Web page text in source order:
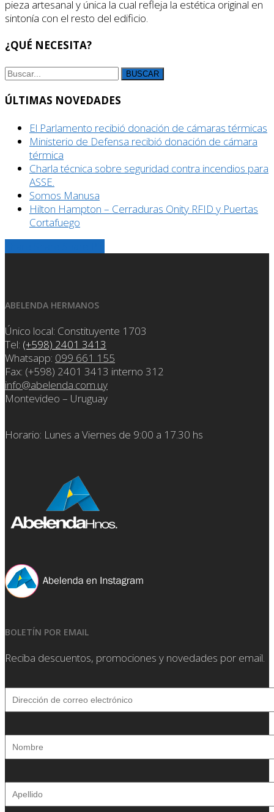
pieza artesanal y única la cual refleja la estética original en
sintonía con el resto del edificio.
¿QUÉ NECESITA?
BUSCAR
ÚLTIMAS NOVEDADES
El Parlamento recibió donación de cámaras térmicas
Ministerio de Defensa recibió donación de cámara
térmica
Charla técnica sobre seguridad contra incendios para
ASSE.
Somos Manusa
Hilton Hampton – Cerraduras Onity RFID y Puertas
Cortafuego
ABELENDA HERMANOS
Único local: Constituyente 1703
Tel: (+598) 2401 3413
Whatsapp: 099 661 155
Fax: (+598) 2401 3413 interno 312
info@abelenda.com.uy
Montevideo – Uruguay
Horario: Lunes a Viernes de 9:00 a 17.30 hs
BOLETÍN POR EMAIL
Reciba descuentos, promociones y novedades por email.